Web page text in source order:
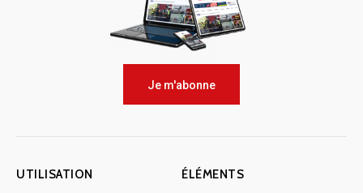
Je m'abonne
UTILISATION ÉLÉMENTS